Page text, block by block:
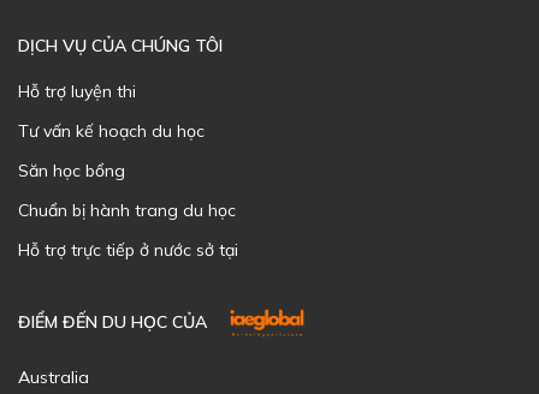
DỊCH VỤ CỦA CHÚNG TÔI
Hỗ trợ luyện thi
Tư vấn kế hoạch du học
Săn học bổng
Chuẩn bị hành trang du học
Hỗ trợ trực tiếp ở nước sở tại
ĐIỂM ĐẾN DU HỌC CỦA
Australia